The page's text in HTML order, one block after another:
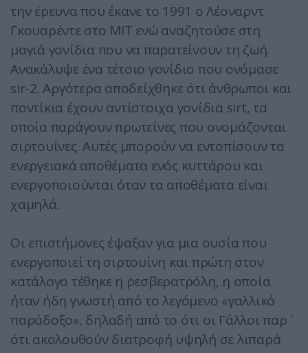
την έρευνα που έκανε το 1991 ο Λέοναρντ
Γκουαρέντε στο ΜΙΤ ενώ αναζητούσε στη
μαγιά γονίδια που να παρατείνουν τη ζωή.
Ανακάλυψε ένα τέτοιο γονίδιο που ονόμασε
sir-2. Αργότερα αποδείχθηκε ότι άνθρωποι και
ποντίκια έχουν αντίστοιχα γονίδια sirt, τα
οποία παράγουν πρωτεΐνες που ονομάζονται
σιρτουίνες. Αυτές μπορούν να εντοπίσουν τα
ενεργειακά αποθέματα ενός κυττάρου και
ενεργοποιούνται όταν τα αποθέματα είναι
χαμηλά.
Οι επιστήμονες έψαξαν για μια ουσία που
ενεργοποιεί τη σιρτουίνη και πρώτη στον
κατάλογο τέθηκε η ρεσβερατρόλη, η οποία
ήταν ήδη γνωστή από το λεγόμενο «γαλλικό
παράδοξο», δηλαδή από το ότι οι Γάλλοι παρ΄
ότι ακολουθούν διατροφή υψηλή σε λιπαρά